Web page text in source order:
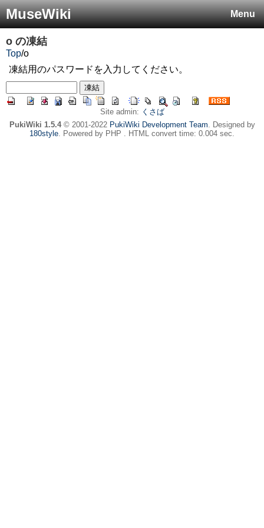
Menu
MuseWiki
o の凍結
Top/o
凍結用のパスワードを入力してください。
Site admin: くさば
PukiWiki 1.5.4© 2001-2022 PukiWiki Development Team. Designed by
180style. Powered by PHP . HTML convert time: 0.004 sec.